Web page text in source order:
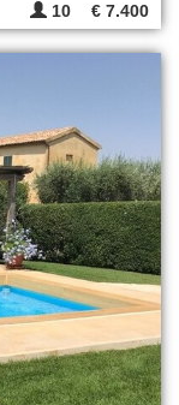
10 € 7.400